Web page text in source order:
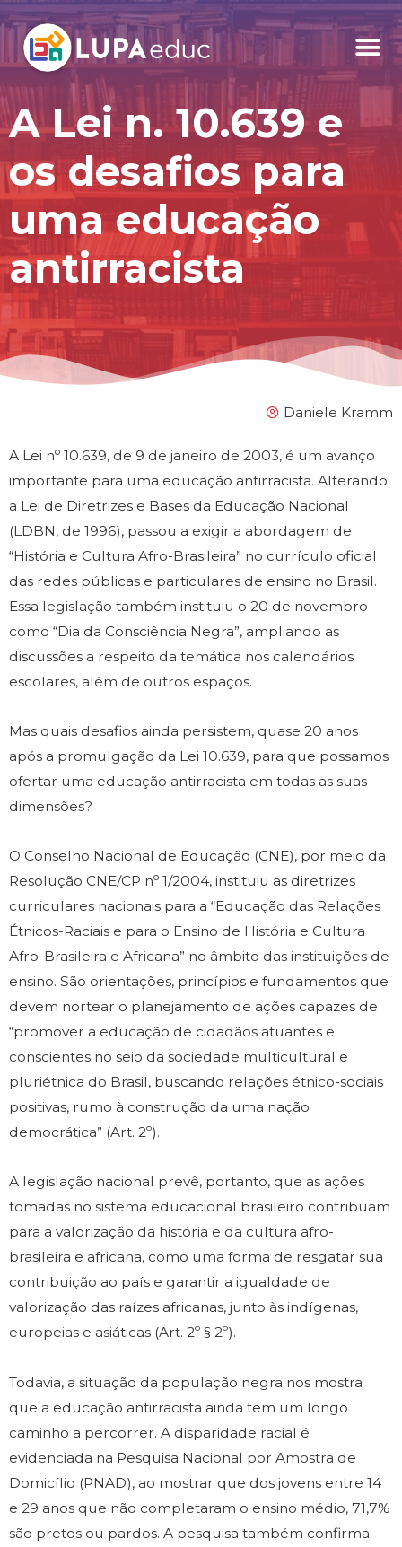
A Lei n. 10.639 e
os desafios para
uma educação
antirracista
Daniele Kramm
A Lei no 10.639, de 9 de janeiro de 2003, é um avanço
importante para uma educação antirracista. Alterando
a Lei de Diretrizes e Bases da Educação Nacional
(LDBN, de 1996), passou a exigir a abordagem de
“História e Cultura Afro-Brasileira” no currículo oficial
das redes públicas e particulares de ensino no Brasil.
Essa legislação também instituiu o 20 de novembro
como “Dia da Consciência Negra”, ampliando as
discussões a respeito da temática nos calendários
escolares, além de outros espaços.
Mas quais desafios ainda persistem, quase 20 anos
após a promulgação da Lei 10.639, para que possamos
ofertar uma educação antirracista em todas as suas
dimensões?
O Conselho Nacional de Educação (CNE), por meio da
Resolução CNE/CP no 1/2004, instituiu as diretrizes
curriculares nacionais para a “Educação das Relações
Étnicos-Raciais e para o Ensino de História e Cultura
Afro-Brasileira e Africana” no âmbito das instituições de
ensino. São orientações, princípios e fundamentos que
devem nortear o planejamento de ações capazes de
“promover a educação de cidadãos atuantes e
conscientes no seio da sociedade multicultural e
pluriétnica do Brasil, buscando relações étnico-sociais
positivas, rumo à construção da uma nação
democrática” (Art. 2º).
A legislação nacional prevê, portanto, que as ações
tomadas no sistema educacional brasileiro contribuam
para a valorização da história e da cultura afro-
brasileira e africana, como uma forma de resgatar sua
contribuição ao país e garantir a igualdade de
valorização das raízes africanas, junto às indígenas,
europeias e asiáticas (Art. 2º § 2º).
Todavia, a situação da população negra nos mostra
que a educação antirracista ainda tem um longo
caminho a percorrer. A disparidade racial é
evidenciada na Pesquisa Nacional por Amostra de
Domicílio (PNAD), ao mostrar que dos jovens entre 14
e 29 anos que não completaram o ensino médio, 71,7%
são pretos ou pardos. A pesquisa também confirma